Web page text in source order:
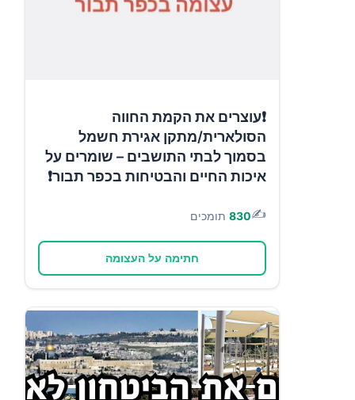
❗עוצרים את הקמת החווה
הסולארית/מתקן אגירת חשמל
בסמוך לבתי התושבים – שומרים על
איכות החיים והבטיחות בכפר תבור❗
✍️
830 תומכים
חתימה על העצומה